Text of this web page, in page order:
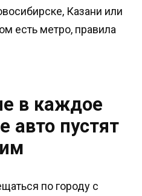
Казани или
есть метро, правила
в каждое
авто пустят
по городу с